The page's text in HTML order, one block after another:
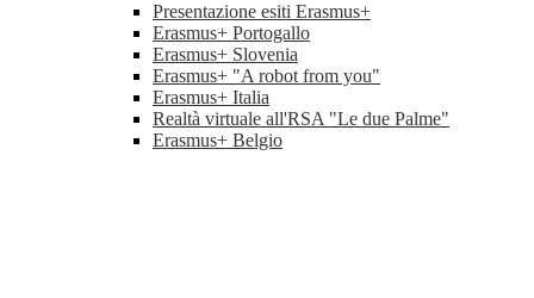
Presentazione esiti Erasmus+
Erasmus+ Portogallo
Erasmus+ Slovenia
Erasmus+ "A robot from you"
Erasmus+ Italia
Realtà virtuale all'RSA "Le due Palme"
Erasmus+ Belgio